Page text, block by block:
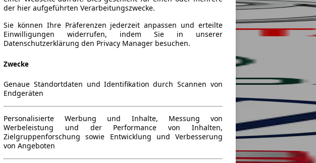
der hier aufgeführten Verarbeitungszwecke.
Sie können Ihre Präferenzen jederzeit anpassen und erteilte
Einwilligungen widerrufen, indem Sie in unserer
Datenschutzerklärung den Privacy Manager besuchen.
Zwecke
Genaue Standortdaten und Identifikation durch Scannen von
Endgeräten
Personalisierte Werbung und Inhalte, Messung von
Werbeleistung und der Performance von Inhalten,
Zielgruppenforschung sowie Entwicklung und Verbesserung
von Angeboten